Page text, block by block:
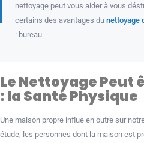
nettoyage peut vous aider à vous
certains des avantages du nettoyage
bureau :
Le Nettoyage Peut
la Santé Physique :
Une maison propre influe en outre sur
étude, les personnes dont la maison est